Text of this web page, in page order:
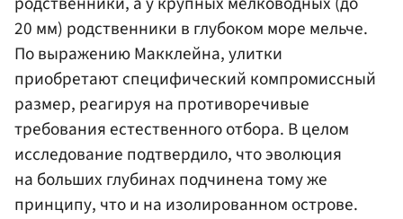
20 мм) родственники в глубоком море мельче.
По выражению Макклейна, улитки
приобретают специфический компромиссный
размер, реагируя на противоречивые
требования естественного отбора. В целом
исследование подтвердило, что эволюция
на больших глубинах подчинена тому же
принципу, что и на изолированном острове.